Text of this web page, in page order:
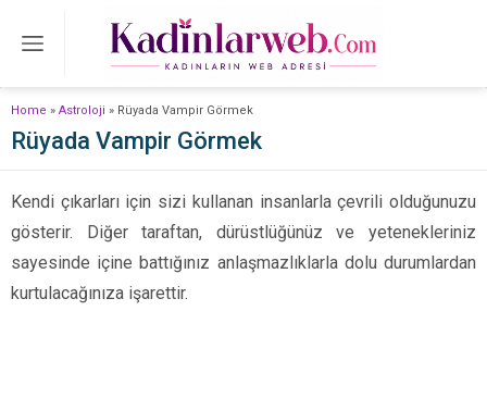
Home » Astroloji » Rüyada Vampir Görmek
Rüyada Vampir Görmek
Kendi çıkarları için sizi kullanan insanlarla çevrili olduğunuzu
gösterir. Diğer taraftan, dürüstlüğünüz ve yetenekleriniz
sayesinde içine battığınız anlaşmazlıklarla dolu durumlardan
kurtulacağınıza işarettir.